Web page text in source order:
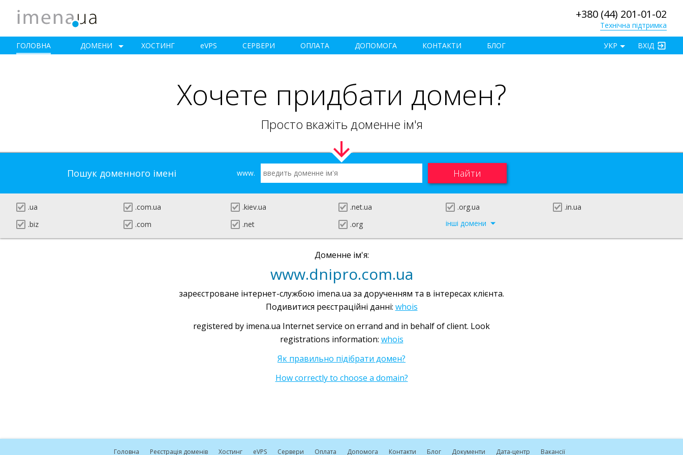
+380 (44) 201-01-02
Технічна підтримка
ГОЛОВНА ДОМЕНИ ХОСТИНГ eVPS СЕРВЕРИ ОПЛАТА ДОПОМОГА КОНТАКТИ БЛОГ ВХІД
УКР
Хочете придбати домен?
Просто вкажіть доменне ім'я
Пошук доменного імені www.
.ua .com.ua .kiev.ua .net.ua .org.ua
.in.ua
.biz
.com .net .org інші домени
Доменне ім'я:
www.dnipro.com.ua
зареєстроване інтернет-службою imena.ua за дорученням та в інтересах клієнта.
Подивитися реєстраційні данні: whois
registered by imena.ua Internet service on errand and in behalf of client. Look
registrations information: whois
Як правильно підібрати домен?
How correctly to choose a domain?
Головна Реєстрація доменів Хостинг eVPS Сервери Оплата Допомога Контакти Блог Документи Дата-центр Вакансії